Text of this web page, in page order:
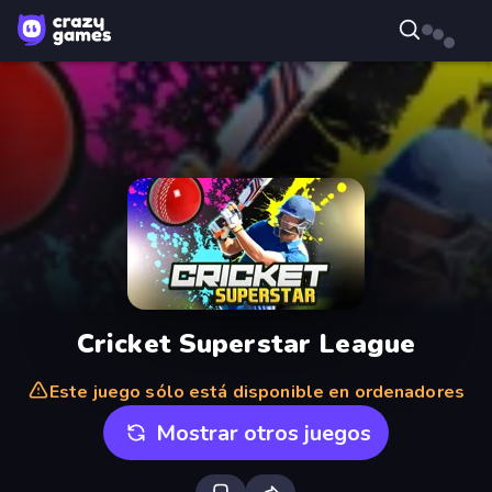
Cricket Superstar League
Este juego sólo está disponible en ordenadores
Mostrar otros juegos